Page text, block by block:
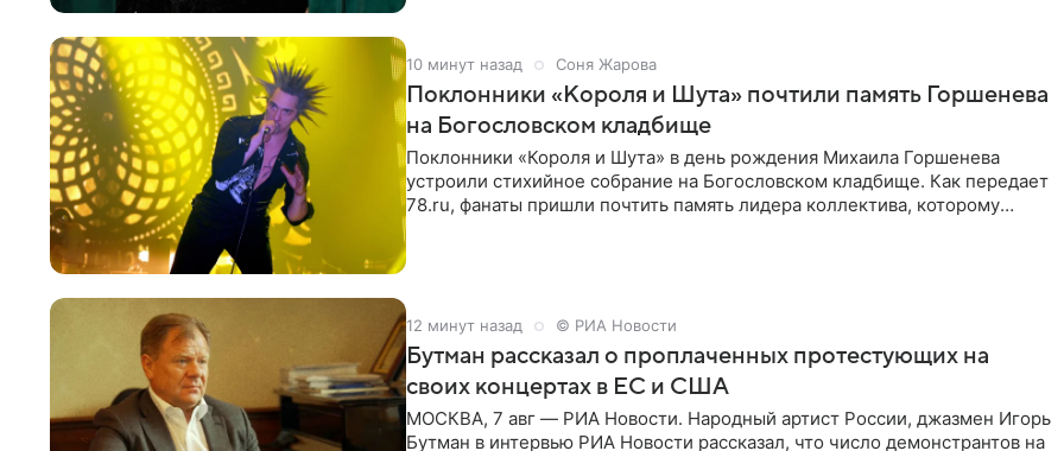
10 минут назад Соня Жарова
Поклонники «Короля и Шута» почтили память Горшенева
на Богословском кладбище
Поклонники «Короля и Шута» в день рождения Михаила Горшенева
устроили стихийное собрание на Богословском кладбище. Как передает
78.ru, фанаты пришли почтить память лидера коллектива, которому
12 минут назад © РИА Новости
Бутман рассказал о проплаченных протестующих на
своих концертах в ЕС и США
МОСКВА, 7 авг — РИА Новости. Народный артист России, джазмен Игорь
Бутман в интервью РИА Новости рассказал, что число демонстрантов на